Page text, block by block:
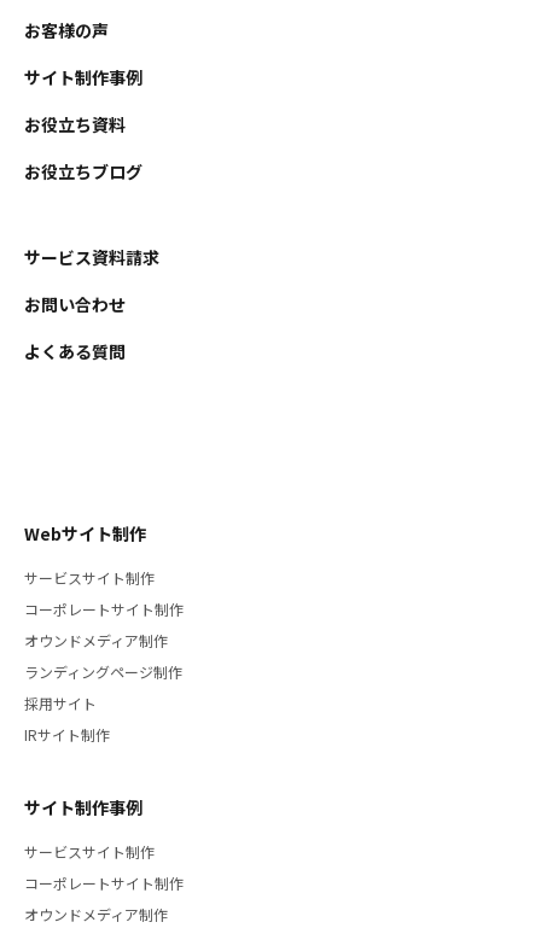
お客様の声
サイト制作事例
お役立ち資料
お役立ちブログ
サービス資料請求
お問い合わせ
よくある質問
Webサイト制作
サービスサイト制作
コーポレートサイト制作
オウンドメディア制作
ランディングページ制作
採用サイト
IRサイト制作
サイト制作事例
サービスサイト制作
コーポレートサイト制作
オウンドメディア制作